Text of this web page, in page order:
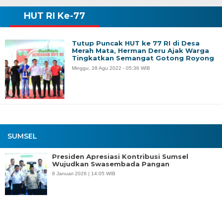
SUMSEL
Presiden Apresiasi Kontribusi Sumsel
Wujudkan Swasembada Pangan
8 Januari 2026 | 14:05 WIB
HUT RI Ke-77
Tutup Puncak HUT ke 77 RI di Desa
Merah Mata, Herman Deru Ajak Warga
Tingkatkan Semangat Gotong Royong
Minggu, 28 Agu 2022 - 05:36 WIB